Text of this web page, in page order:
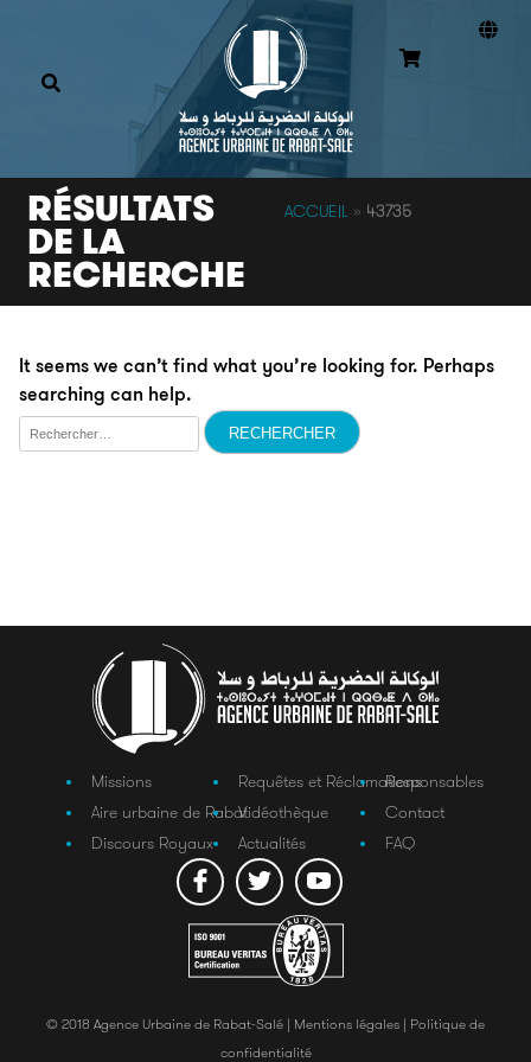
RÉSULTATS
DE LA
RECHERCHE
ACCUEIL » 43735
It seems we can’t find what you’re looking for. Perhaps
searching can help.
Rechercher :
Missions
Aire urbaine de Rabat
Discours Royaux
Requêtes et Réclamations
Vidéothèque
Actualités
Responsables
Contact
FAQ
© 2018 Agence Urbaine de Rabat-Salé | Mentions légales | Politique de
confidentialité